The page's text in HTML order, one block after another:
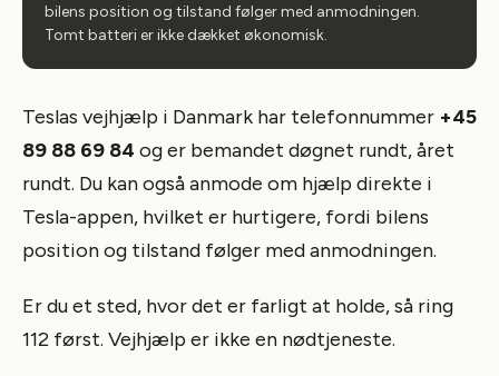
bilens position og tilstand følger med anmodningen.
Tomt batteri er ikke dækket økonomisk.
Teslas vejhjælp i Danmark har telefonnummer +45
89 88 69 84 og er bemandet døgnet rundt, året
rundt. Du kan også anmode om hjælp direkte i
Tesla-appen, hvilket er hurtigere, fordi bilens
position og tilstand følger med anmodningen.
Er du et sted, hvor det er farligt at holde, så ring
112 først. Vejhjælp er ikke en nødtjeneste.